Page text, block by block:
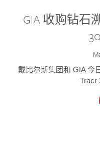
GIA 收购钻石
戴比尔斯集团和 GIA 今
Tracr